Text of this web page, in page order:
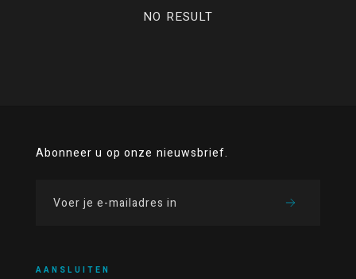
NO RESULT
Abonneer u op onze nieuwsbrief.
AANSLUITEN